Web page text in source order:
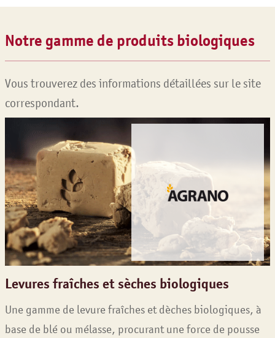
Notre gamme de produits biologiques
Vous trouverez des informations détaillées sur le site
correspondant.
Levures fraîches et sèches biologiques
Une gamme de levure fraîches et dèches biologiques, à
base de blé ou mélasse, procurant une force de pousse